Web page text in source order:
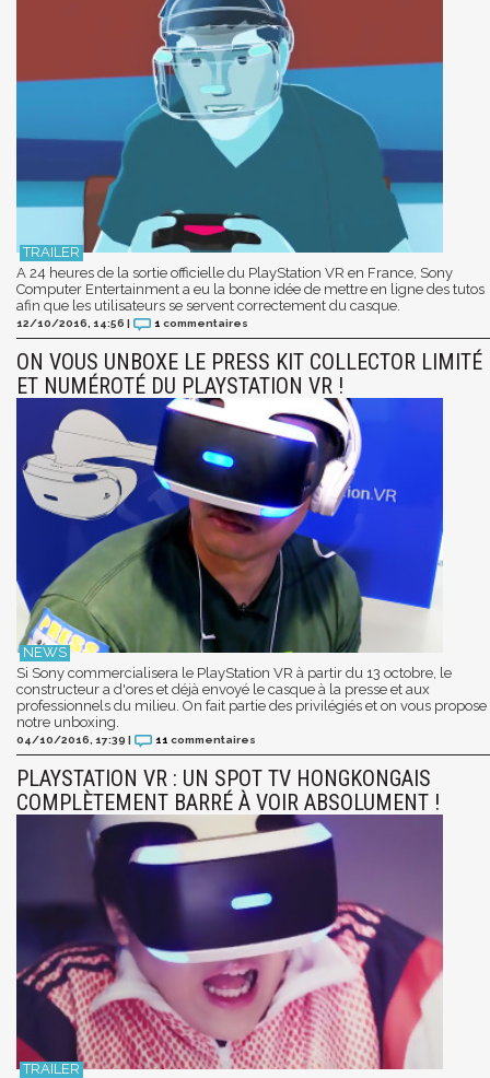
A 24 heures de la sortie officielle du PlayStation VR en France, Sony
Computer Entertainment a eu la bonne idée de mettre en ligne des tutos
afin que les utilisateurs se servent correctement du casque.
12/10/2016, 14:56 | 1 commentaires
ON VOUS UNBOXE LE PRESS KIT COLLECTOR LIMITÉ
ET NUMÉROTÉ DU PLAYSTATION VR !
Si Sony commercialisera le PlayStation VR à partir du 13 octobre, le
constructeur a d'ores et déjà envoyé le casque à la presse et aux
professionnels du milieu. On fait partie des privilégiés et on vous propose
notre unboxing.
04/10/2016, 17:39 | 11 commentaires
PLAYSTATION VR : UN SPOT TV HONGKONGAIS
COMPLÈTEMENT BARRÉ À VOIR ABSOLUMENT !